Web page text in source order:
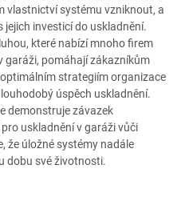
vlastnictví systému vzniknout, a
investicí do uskladnění.
které nabízí mnoho firem
garáži, pomáhají zákazníkům
strategiím organizace
úspěch uskladnění.
demonstruje závazek
uskladnění v garáži vůči
že úložné systémy nadále
dobu své životnosti.